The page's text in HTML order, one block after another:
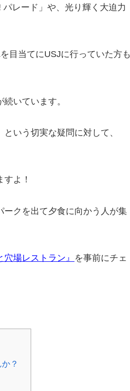
レード」や、光り輝く大迫力
目当てにUSJに行っていた方も
いています。
いう切実な疑問に対して、
よ！
クを出て夕食に向かう人が集
場レストラン』 を事前にチェ
？